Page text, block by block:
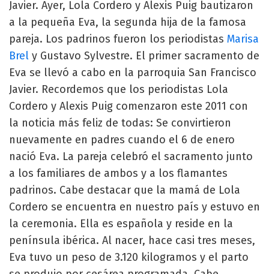
Javier. Ayer, Lola Cordero y Alexis Puig bautizaron
a la pequeña Eva, la segunda hija de la famosa
pareja. Los padrinos fueron los periodistas Marisa
Brel y Gustavo Sylvestre. El primer sacramento de
Eva se llevó a cabo en la parroquia San Francisco
Javier. Recordemos que los periodistas Lola
Cordero y Alexis Puig comenzaron este 2011 con
la noticia más feliz de todas: Se convirtieron
nuevamente en padres cuando el 6 de enero
nació Eva. La pareja celebró el sacramento junto
a los familiares de ambos y a los flamantes
padrinos. Cabe destacar que la mamá de Lola
Cordero se encuentra en nuestro país y estuvo en
la ceremonia. Ella es española y reside en la
península ibérica. Al nacer, hace casi tres meses,
Eva tuvo un peso de 3.120 kilogramos y el parto